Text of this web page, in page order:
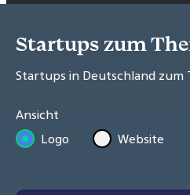
Startups zum
Startups in Deutschland zum
Ansicht
Logo
Website